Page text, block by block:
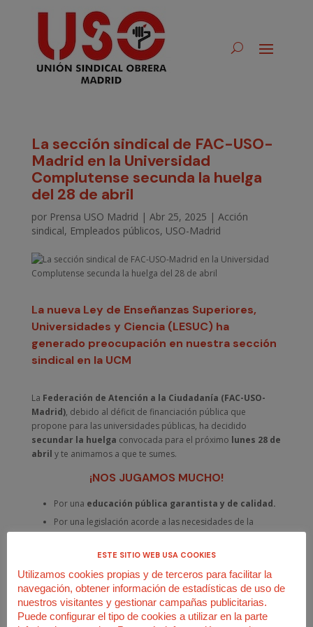
La sección sindical de FAC-USO-
Madrid en la Universidad
Complutense secunda la huelga
del 28 de abril
por Prensa USO Madrid | Abr 25, 2025 | Acción
sindical, Empleados públicos, USO-Madrid
La nueva Ley de Enseñanzas Superiores,
Universidades y Ciencia (LESUC) ha
generado preocupación en nuestra sección
sindical en la UCM
La Federación de Atención a la Ciudadanía (FAC-USO-
Madrid), debido al déficit de financiación pública que
propone para las universidades públicas, ha decidido
secundar la huelga convocada para el próximo lunes 28 de
abril y te animamos a que te sumes.
¡NOS JUGAMOS MUCHO!
Por una educación pública garantista y de calidad.
Por una legislación acorde a las necesidades de la
Este modelo prevé que las universidades deban cubrir hasta el
30% de su presupuesto mediante recursos propios, lo que
podría generar una dependencia estructural del capital
privado ycomprometer los estándares de excelencia
ESTE SITIO WEB USA COOKIES
Utilizamos cookies propias y de terceros para facilitar la
navegación, obtener información de estadísticas de uso de
nuestros visitantes y gestionar campañas publicitarias.
Puede configurar el tipo de cookies a utilizar en la parte